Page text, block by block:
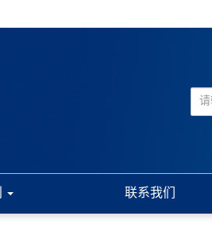
联系我们